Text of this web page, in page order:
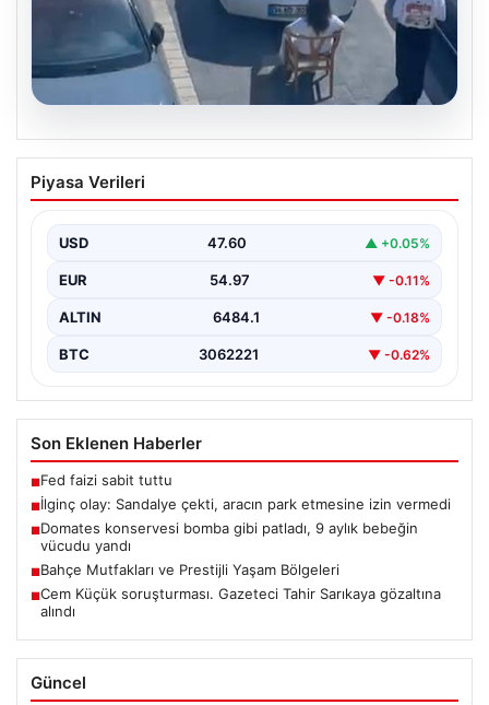
05.08.2026
İlginç olay: Sandalye çekti, aracın park
etmesine izin vermedi
Otomobilin Park Etmesine Tepkili Çalışan Arasında
Gerginlik Yaşandı”,…
Piyasa Verileri
USD 47.60 ▲ +0.05%
EUR 54.97 ▼ -0.11%
ALTIN 6484.1 ▼ -0.18%
BTC 3062221 ▼ -0.62%
Son Eklenen Haberler
■Fed faizi sabit tuttu
■İlginç olay: Sandalye çekti, aracın park etmesine izin vermedi
■Domates konservesi bomba gibi patladı, 9 aylık bebeğin
vücudu yandı
■Bahçe Mutfakları ve Prestijli Yaşam Bölgeleri
■Cem Küçük soruşturması. Gazeteci Tahir Sarıkaya gözaltına
alındı
Güncel